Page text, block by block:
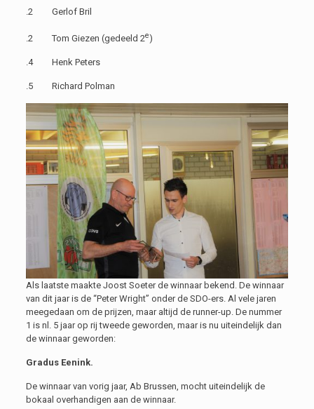
.2 Gerlof Bril
.2 Tom Giezen (gedeeld 2e)
.4 Henk Peters
.5 Richard Polman
Als laatste maakte Joost Soeter de winnaar bekend. De winnaar
van dit jaar is de “Peter Wright” onder de SDO-ers. Al vele jaren
meegedaan om de prijzen, maar altijd de runner-up. De nummer
1 is nl. 5 jaar op rij tweede geworden, maar is nu uiteindelijk dan
de winnaar geworden:
Gradus Eenink.
De winnaar van vorig jaar, Ab Brussen, mocht uiteindelijk de
bokaal overhandigen aan de winnaar.